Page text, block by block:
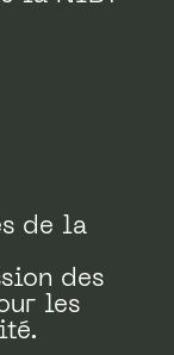
de la
des
les